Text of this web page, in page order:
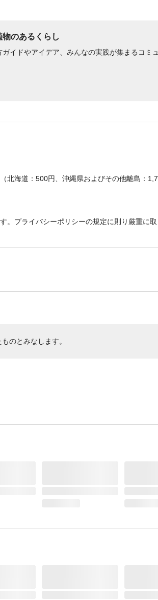
物のあるくらし
イドやアイデア、みんなの実践が集まるコ
海道：500円、沖縄県およびその他離島：
。プライバシーポリシーの規定に則り厳重に
のとみなします。